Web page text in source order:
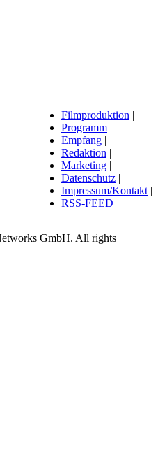
Filmproduktion |
Programm |
Empfang |
Redaktion |
Marketing |
Datenschutz |
Impressum/Kontakt |
RSS-FEED
GmbH. All rights